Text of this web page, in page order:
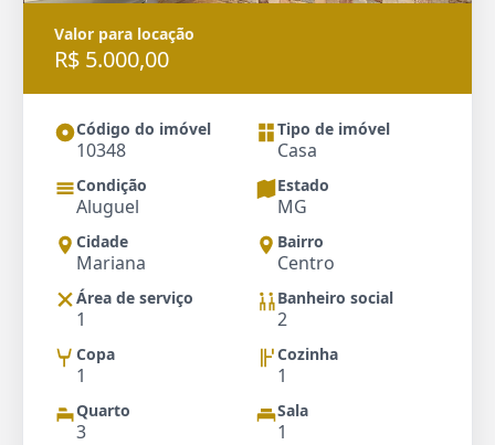
Valor para locação
R$ 5.000,00
Código do imóvel
10348
Tipo de imóvel
Casa
Condição
Aluguel
Estado
MG
Cidade
Mariana
Bairro
Centro
Área de serviço
1
Banheiro social
2
Copa
1
Cozinha
1
Quarto
3
Sala
1